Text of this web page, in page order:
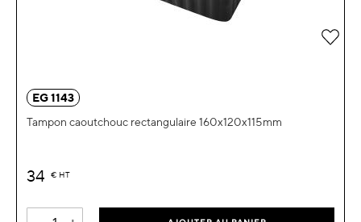
EG 1143
Tampon caoutchouc rectangulaire 160x120x115mm
34 € HT